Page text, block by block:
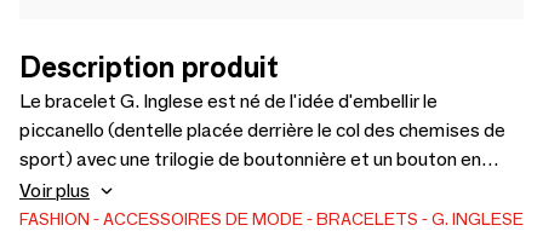
Description produit
Le bracelet G. Inglese est né de l'idée d'embellir le
piccanello (dentelle placée derrière le col des chemises de
sport) avec une trilogie de boutonnière et un bouton en
nacre. Il est immédiatement devenu un accessoire qui se
distingue par son style et son élégance, au poignet d'un
Voir plus
FASHION ACCESSOIRES DE MODE BRACELETS G. INGLESE